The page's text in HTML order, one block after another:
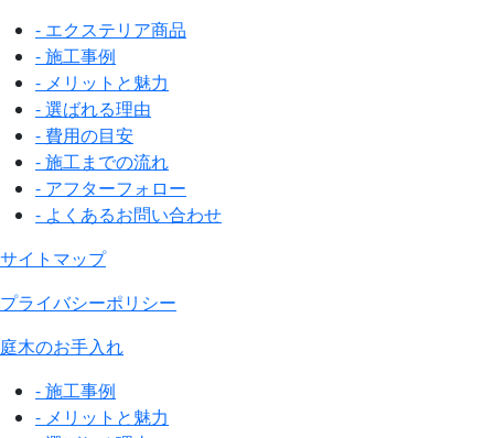
- エクステリア商品
- 施工事例
- メリットと魅力
- 選ばれる理由
- 費用の目安
- 施工までの流れ
- アフターフォロー
- よくあるお問い合わせ
サイトマップ
プライバシーポリシー
庭木のお手入れ
- 施工事例
- メリットと魅力